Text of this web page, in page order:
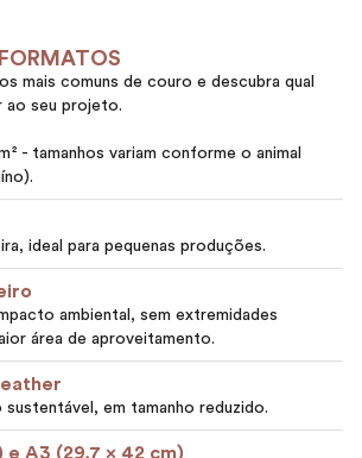
mais comuns de couro e descubra qual
ao seu projeto.
- tamanhos variam conforme o animal
ideal para pequenas produções.
ambiental, sem extremidades
área de aproveitamento.
sustentável, em tamanho reduzido.
e A3 (29,7 x 42 cm)